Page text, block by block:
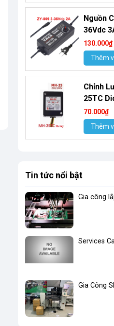
Nguồn
36Vdc
130.000₫
Thêm
Chỉnh
25TC
70.000₫
Thêm
Tin tức nổi bật
Gia công
Services
Gia Công